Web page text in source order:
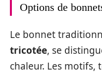
Options de
Le bonnet
tricotée, se
chaleur. Les motifs,